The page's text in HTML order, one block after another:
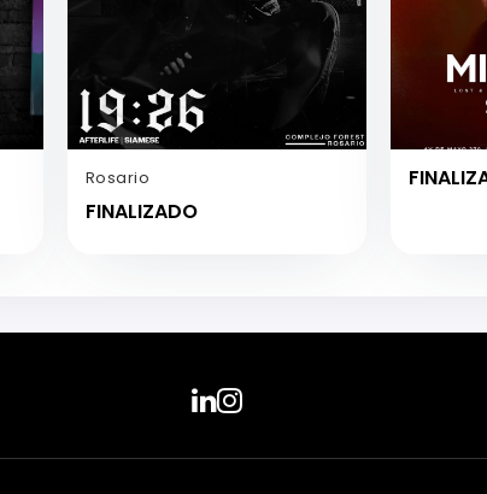
Rosario
FINALIZADO